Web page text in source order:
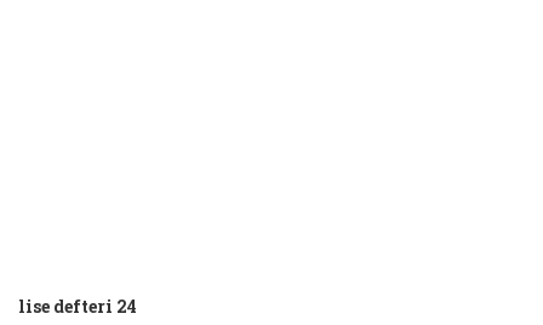
lise defteri 24